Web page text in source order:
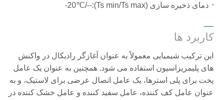
دمای ذخیره سازی (Ts min/Ts max):
-20℃/--
کاربرد ها
این ترکیب شیمیایی معمولاً به عنوان آغازگر رادیکال در واکنش
های پلیمریزاسیون استفاده می شود. همچنین به عنوان یک عامل
پخت برای پلی استرها، یک عامل اتصال عرضی برای لاستیک، و به
عنوان عامل کف کننده، عامل سفید کننده و عامل خشک کننده در